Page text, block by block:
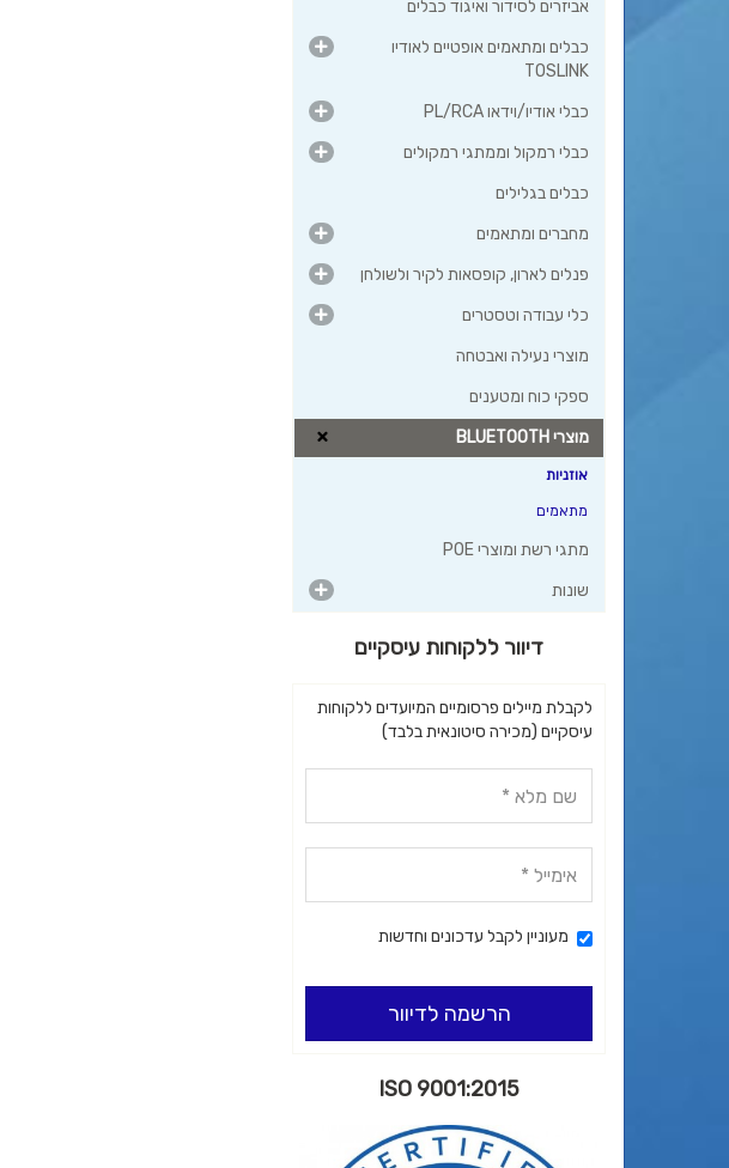
אביזרים לסידור ואיגוד כבלים
כבלים ומתאמים אופטיים לאודיו
TOSLINK
כבלי אודיו/וידאו PL/RCA
כבלי רמקול וממתגי רמקולים
כבלים בגלילים
מחברים ומתאמים
פנלים לארון, קופסאות לקיר ולשולחן
כלי עבודה וטסטרים
מוצרי נעילה ואבטחה
ספקי כוח ומטענים
מוצרי BLUETOOTH
אוזניות
מתאמים
מתגי רשת ומוצרי POE
שונות
דיוור ללקוחות עיסקיים
לקבלת מיילים פרסומיים המיועדים ללקוחות
עיסקיים (מכירה סיטונאית בלבד)
מעוניין לקבל עדכונים וחדשות
הרשמה לדיוור
ISO 9001:2015